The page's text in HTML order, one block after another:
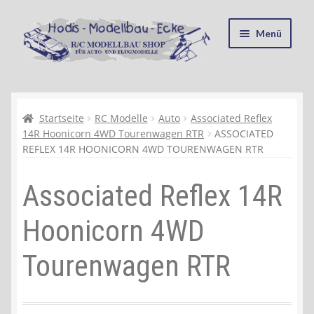
Zur
Navigation
springen
Zum
Inhalt
springen
Menü
Kasse
Mein Konto
Recycling, Entsorgung und Umwelt
Shop
Warenkorb
Ablauf einer Bestellung
Startseite RC Modelle Auto
Associated Reflex
14R Hoonicorn 4WD Tourenwagen RTR
ASSOCIATED
REFLEX 14R HOONICORN 4WD TOURENWAGEN RTR
Associated Reflex 14R
Hoonicorn 4WD
Tourenwagen RTR